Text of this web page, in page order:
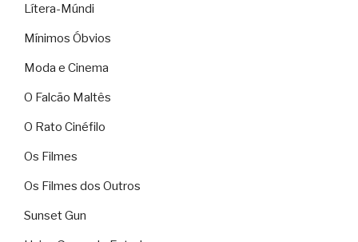
Lítera-Múndi
Mínimos Óbvios
Moda e Cinema
O Falcão Maltês
O Rato Cinéfilo
Os Filmes
Os Filmes dos Outros
Sunset Gun